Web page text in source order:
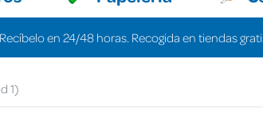
en 24/48 horas. Recogida en tiendas
1)